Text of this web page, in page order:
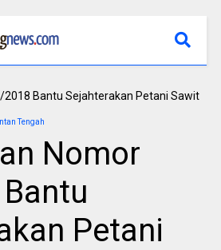
Tengah
Nomor
Petani